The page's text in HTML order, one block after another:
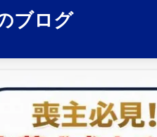
ブログ